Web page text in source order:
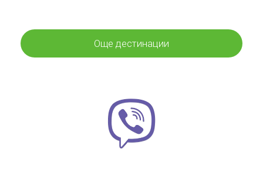
Още дестинации